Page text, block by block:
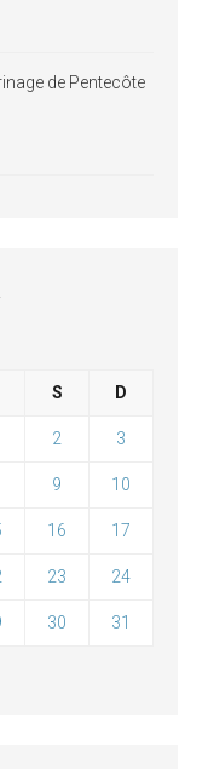
de Pentecôte
S D
2 3
9 10
16 17
23 24
30 31